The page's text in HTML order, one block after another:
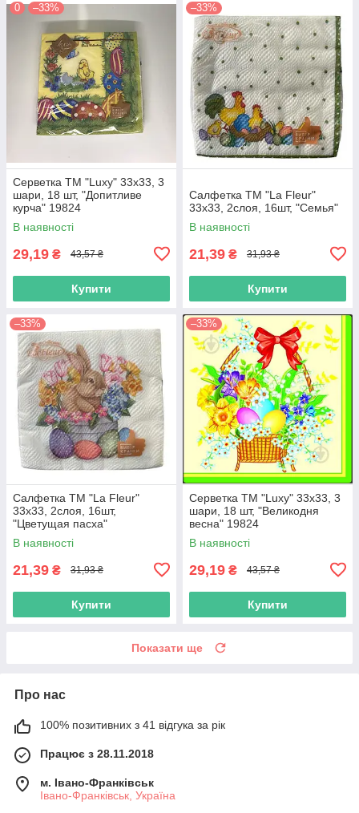
0 –33%
Серветка ТМ "Luxy" 33х33, 3
шари, 18 шт, "Допитливе
курча" 19824
В наявності
29,19 ₴ 43,57 ₴
Купити
–33%
Салфетка ТМ "La Fleur"
33х33, 2слоя, 16шт, "Семья"
В наявності
21,39 ₴ 31,93 ₴
Купити
–33%
Салфетка ТМ "La Fleur"
33х33, 2слоя, 16шт,
"Цветущая пасха"
В наявності
21,39 ₴ 31,93 ₴
Купити
–33%
Серветка ТМ "Luxy" 33х33, 3
шари, 18 шт, "Великодня
весна" 19824
В наявності
29,19 ₴ 43,57 ₴
Купити
Показати ще
Про нас
100% позитивних з 41 відгука за рік
Працює з 28.11.2018
м. Івано-Франківськ
Івано-Франківськ, Україна